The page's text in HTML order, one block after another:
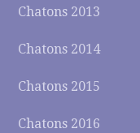
Chatons 2013
Chatons 2014
Chatons 2015
Chatons 2016